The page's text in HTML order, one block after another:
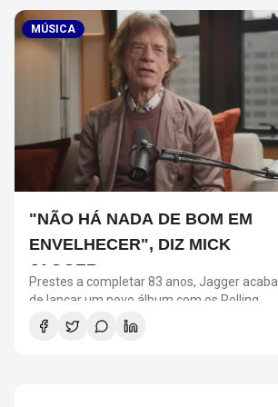
MÚSICA
"NÃO HÁ NADA DE BOM EM
ENVELHECER", DIZ MICK
JAGGER
Prestes a completar 83 anos, Jagger acaba
de lançar um novo álbum com os Rolling
Stones